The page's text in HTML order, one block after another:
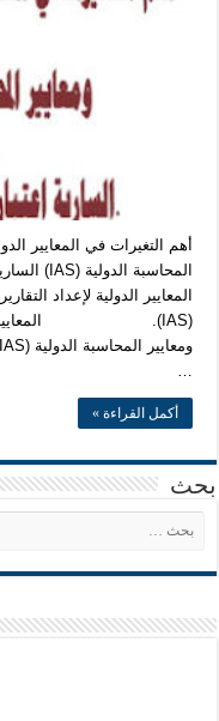
أكمل القراءة »
بحث